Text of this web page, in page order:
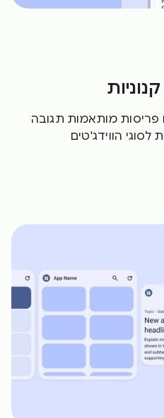
פריסות מותאמות תגובה
הווידג'טים